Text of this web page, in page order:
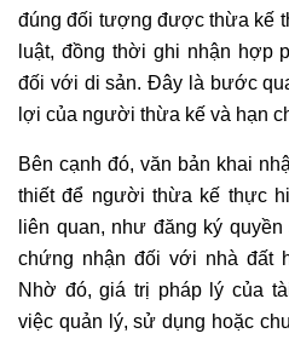
đúng đối tượng được thừa kế
luật, đồng thời ghi nhận hợp
đối với di sản. Đây là bước
lợi của người thừa kế và hạn
Bên cạnh đó, văn bản khai
thiết để người thừa kế thực
liên quan, như đăng ký
chứng nhận đối với nhà đất
Nhờ đó, giá trị pháp lý của
việc quản lý, sử dụng hoặc